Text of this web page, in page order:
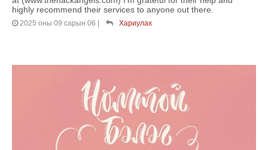
highly recommend their services to anyone out there.
2025 оны 09 сарын 06 | Хариулах